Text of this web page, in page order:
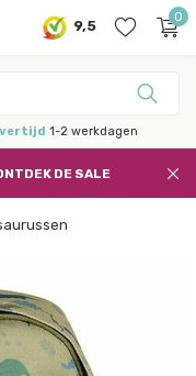
9,5
0
1-2 werkdagen
DE SALE